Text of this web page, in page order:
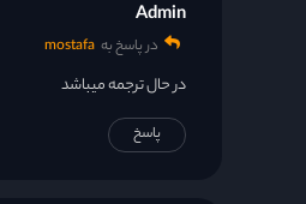
Admin
در پاسخ به mostafa
در حال ترجمه میباشد
پاسخ